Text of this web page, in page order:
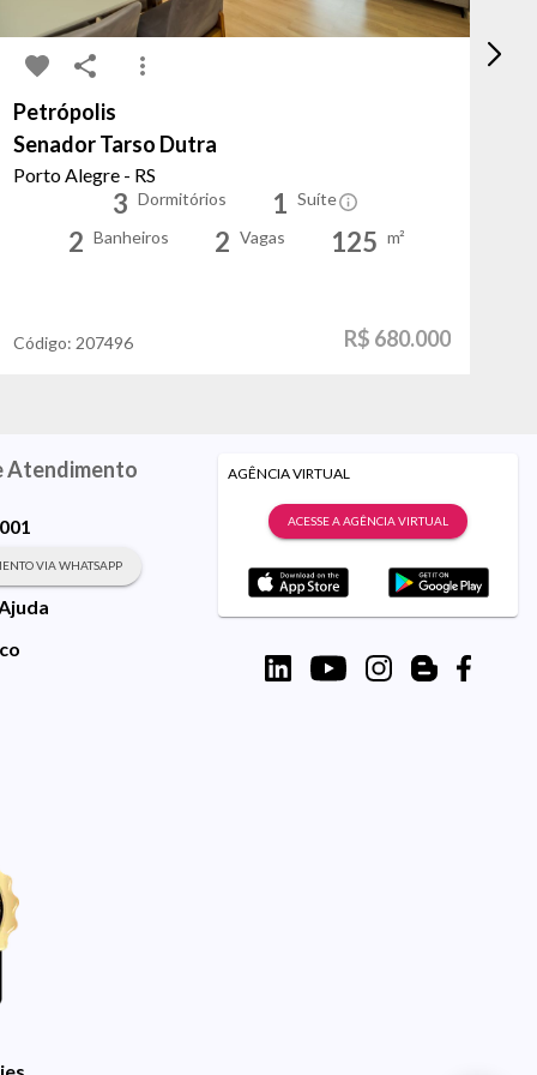
Petrópolis
Senador Tarso Dutra
Porto Alegre - RS
3 Dormitórios 1 Suíte
2 Banheiros 2 Vagas 125 m²
Código: 207496 R$ 680.000
Atendimento
VIA WHATSAPP
AGÊNCIA VIRTUAL
ACESSE A AGÊNCIA VIRTUAL